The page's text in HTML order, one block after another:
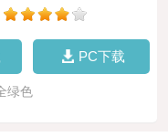
PC下载
绿色